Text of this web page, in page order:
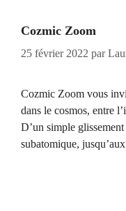
Cozmic Zoom
25 février 2022 par
Cozmic Zoom vous
dans le cosmos, entre
D’un simple
subatomique,